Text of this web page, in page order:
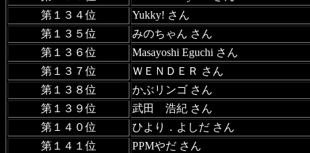
第１３４位
Yukky! さん
第１３５位
みのちゃん さん
第１３６位
Masayoshi Eguchi さん
第１３７位
ＷＥＮＤＥＲ さん
第１３８位
かぶリンゴ さん
第１３９位
武田 浩紀 さん
第１４０位
ひより．よしだ さん
第１４１位
PPMやだ さん